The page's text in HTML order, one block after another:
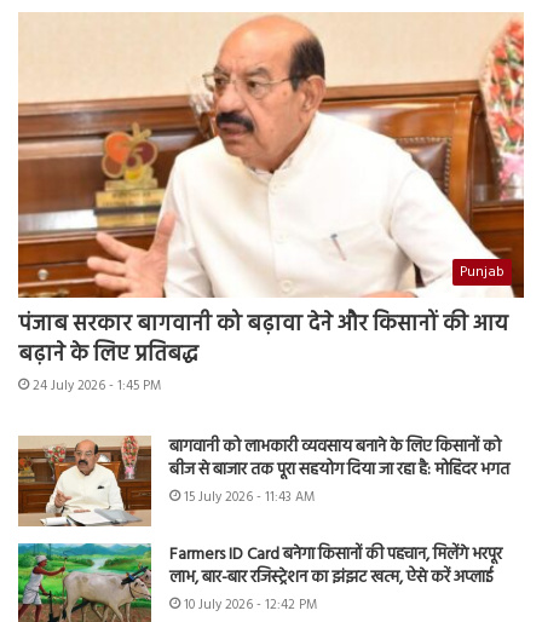
Punjab
पंजाब सरकार बागवानी को बढ़ावा देने और किसानों की आय
बढ़ाने के लिए प्रतिबद्ध
24 July 2026 - 1:45 PM
बागवानी को लाभकारी व्यवसाय बनाने के लिए किसानों को
बीज से बाजार तक पूरा सहयोग दिया जा रहा है: मोहिंदर भगत
15 July 2026 - 11:43 AM
Farmers ID Card बनेगा किसानों की पहचान, मिलेंगे भरपूर
लाभ, बार-बार रजिस्ट्रेशन का झंझट खत्म, ऐसे करें अप्लाई
10 July 2026 - 12:42 PM